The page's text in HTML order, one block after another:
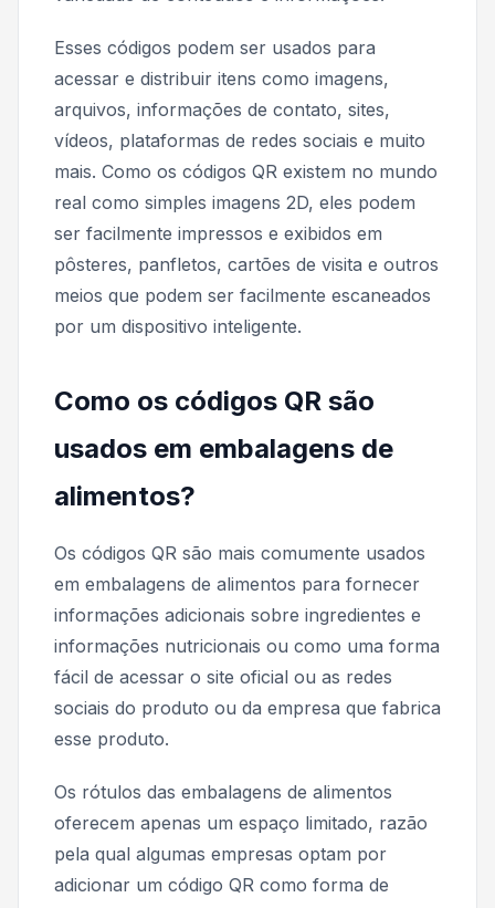
Esses códigos podem ser usados para
acessar e distribuir itens como imagens,
arquivos, informações de contato, sites,
vídeos, plataformas de redes sociais e muito
mais. Como os códigos QR existem no mundo
real como simples imagens 2D, eles podem
ser facilmente impressos e exibidos em
pôsteres, panfletos, cartões de visita e outros
meios que podem ser facilmente escaneados
por um dispositivo inteligente.
Como os códigos QR são
usados em embalagens de
alimentos?
Os códigos QR são mais comumente usados
em embalagens de alimentos para fornecer
informações adicionais sobre ingredientes e
informações nutricionais ou como uma forma
fácil de acessar o site oficial ou as redes
sociais do produto ou da empresa que fabrica
esse produto.
Os rótulos das embalagens de alimentos
oferecem apenas um espaço limitado, razão
pela qual algumas empresas optam por
adicionar um código QR como forma de